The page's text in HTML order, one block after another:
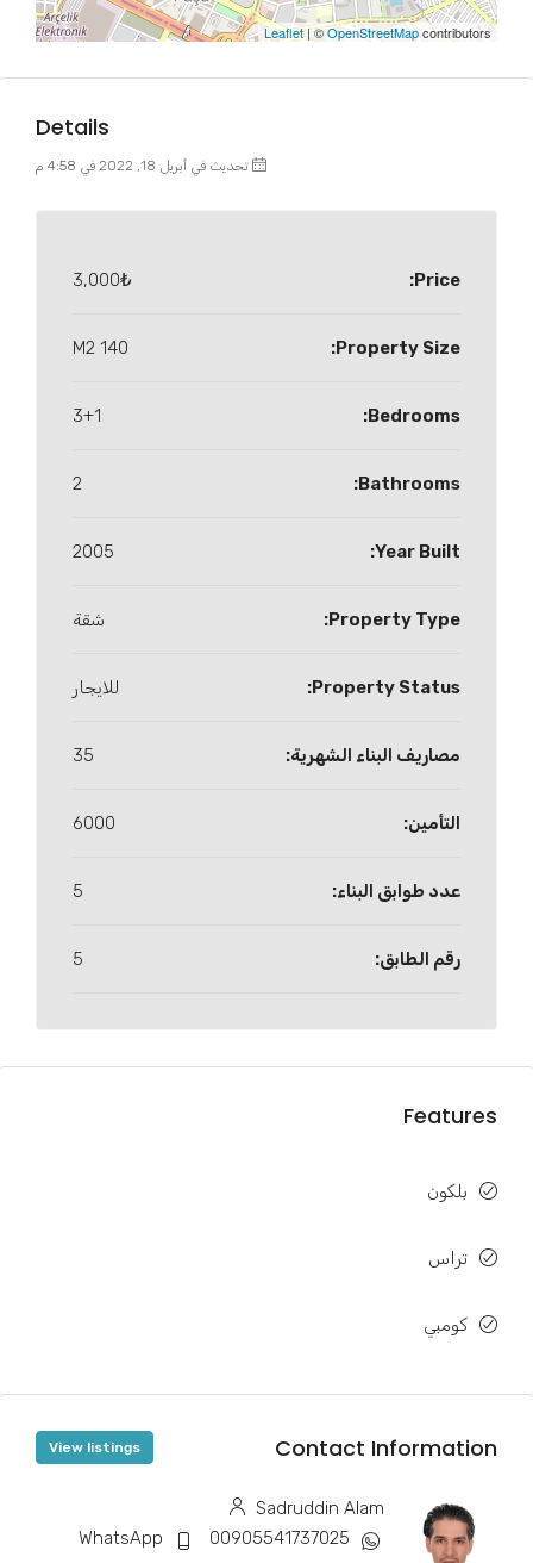
Leaflet| ©OpenStreetMapcontributors
Details
تحديث في أبريل 18, 2022 في 4:58 م
Price:
3,000₺
Property Size:
140 M2
Bedrooms:
3+1
Bathrooms:
2
Year Built:
2005
Property Type: شقة
Property Status: للايجار
مصاريف البناء الشهرية: 35
التأمين: 6000
عدد طوابق البناء: 5
رقم الطابق: 5
Features
بلكون
تراس
كومبي
Contact Information
View listings
Sadruddin Alam
00905541737025
WhatsApp